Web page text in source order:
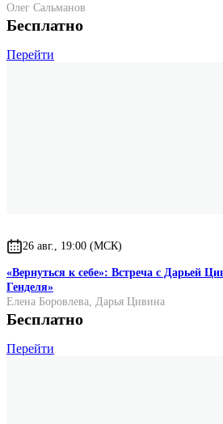
Олег Сальманов
Бесплатно
Перейти
26 авг., 19:00 (МСК)
«Вернуться к себе»: Встреча с Дарьей
Генделя»
Елена Боровлева Дарья Цивина
Бесплатно
Перейти